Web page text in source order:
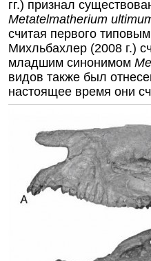
гг.) признал
Metatelmatherium
считая первого
Михльбахлер (2008 г.)
младшим синонимом
видов также был
настоящее время они